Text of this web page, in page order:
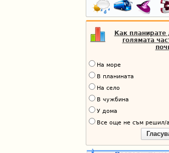
Как планирате
голямата
На море
В планината
На село
В чужбина
У дома
Все още не съм решил/а